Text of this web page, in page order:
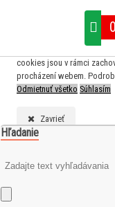
S cílem usnadnit
Kliknutím na tlačítko
cookies jsou v rámci
procházení webem.
Odmietnuť všetko Súhlasím
Zavrieť
Cookies sú krátke textové
Tieto informácie bežne
dochádza k ukladaniu
Hľadanie
0